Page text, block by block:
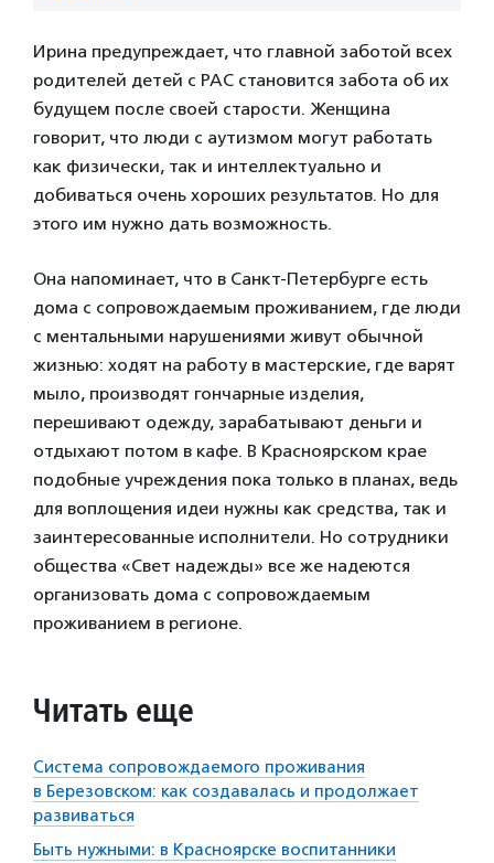
Ирина предупреждает, что главной заботой всех
родителей детей с РАС становится забота об их
будущем после своей старости. Женщина
говорит, что люди с аутизмом могут работать
как физически, так и интеллектуально и
добиваться очень хороших результатов. Но для
этого им нужно дать возможность.
Она напоминает, что в Санкт-Петербурге есть
дома с сопровождаемым проживанием, где люди
с ментальными нарушениями живут обычной
жизнью: ходят на работу в мастерские, где варят
мыло, производят гончарные изделия,
перешивают одежду, зарабатывают деньги и
отдыхают потом в кафе. В Красноярском крае
подобные учреждения пока только в планах, ведь
для воплощения идеи нужны как средства, так и
заинтересованные исполнители. Но сотрудники
общества «Свет надежды» все же надеются
организовать дома с сопровождаемым
проживанием в регионе.
Читать еще
Система сопровождаемого проживания
в Березовском: как создавалась и продолжает
развиваться
Быть нужными: в Красноярске воспитанники